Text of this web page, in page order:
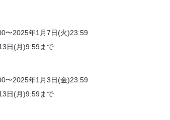
〜2025年1月7日(火)23:59
日(月)9:59まで
〜2025年1月3日(金)23:59
日(月)9:59まで